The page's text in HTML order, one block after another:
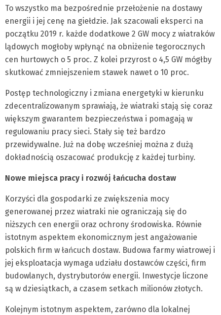
To wszystko ma bezpośrednie przełożenie na dostawy
energii i jej cenę na giełdzie. Jak szacowali eksperci na
początku 2019 r. każde dodatkowe 2 GW mocy z wiatraków
lądowych mogłoby wpłynąć na obniżenie tegorocznych
cen hurtowych o 5 proc. Z kolei przyrost o 4,5 GW mógłby
skutkować zmniejszeniem stawek nawet o 10 proc.
Postęp technologiczny i zmiana energetyki w kierunku
zdecentralizowanym sprawiają, że wiatraki stają się coraz
większym gwarantem bezpieczeństwa i pomagają w
regulowaniu pracy sieci. Stały się też bardzo
przewidywalne. Już na dobę wcześniej można z dużą
dokładnością oszacować produkcję z każdej turbiny.
Nowe miejsca pracy i rozwój łańcucha dostaw
Korzyści dla gospodarki ze zwiększenia mocy
generowanej przez wiatraki nie ograniczają się do
niższych cen energii oraz ochrony środowiska. Równie
istotnym aspektem ekonomicznym jest angażowanie
polskich firm w łańcuch dostaw. Budowa farmy wiatrowej i
jej eksploatacja wymaga udziału dostawców części, firm
budowlanych, dystrybutorów energii. Inwestycje liczone
są w dziesiątkach, a czasem setkach milionów złotych.
Kolejnym istotnym aspektem, zarówno dla lokalnej